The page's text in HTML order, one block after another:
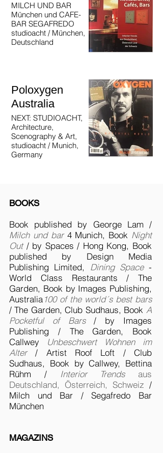
MILCH UND BAR
München und CAFE-
BAR SEGAFREDO
studioacht / München,
Deutschland
Poloxygen
Australia
NEXT: STUDIOACHT,
Architecture,
Scenography & Art,
studioacht / Munich,
Germany
BOOKS
Book published by George Lam /
Milch und bar4 Munich, Book Night
Out / by Spaces / Hong Kong, Book
published by Design Media
Publishing Limited, Dining Space-
World Class Restaurants / The
Garden, Book by Images Publishing,
Australia 100 of the world´s best bars
/ The Garden, Club Sudhaus, Book A
Pocketful of Bars/ by Images
Publishing / The Garden, Book
Callwey Unbeschwert Wohnen im
Alter/ Artist Roof Loft / Club
Sudhaus, Book by Callwey, Bettina
Rühm /
Interior Trends aus
Deutschland, Österreich, Schweiz /
Milch und Bar / Segafredo Bar
München
MAGAZINS